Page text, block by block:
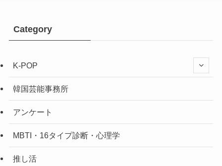
Category
K-POP
韓国芸能事務所
アンケート
MBTI・16タイプ診断・心理学
推し活